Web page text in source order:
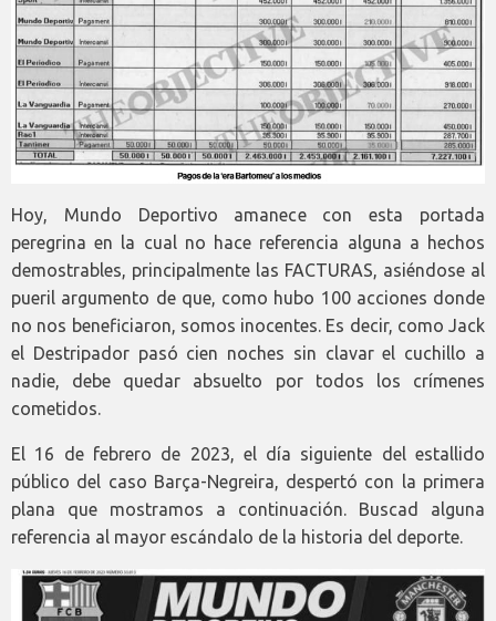
Hoy, Mundo Deportivo amanece con esta portada
peregrina en la cual no hace referencia alguna a hechos
demostrables, principalmente las FACTURAS, asiéndose al
pueril argumento de que, como hubo 100 acciones donde
no nos beneficiaron, somos inocentes. Es decir, como Jack
el Destripador pasó cien noches sin clavar el cuchillo a
nadie, debe quedar absuelto por todos los crímenes
cometidos.
El 16 de febrero de 2023, el día siguiente del estallido
público del caso Barça-Negreira, despertó con la primera
plana que mostramos a continuación. Buscad alguna
referencia al mayor escándalo de la historia del deporte.